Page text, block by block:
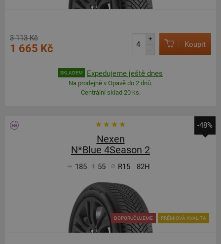
3 113 Kč
1 665 Kč
+
–
Koupit
SKLADEM Expedujeme ještě dnes
Na prodejně v Opavě do 2 dnů.
Centrální sklad 20 ks.
-48%
Nexen
N*Blue 4Season 2
185 55 R15 82H
DOPORUČUJEME PRÉMIOVÁ KVALITA